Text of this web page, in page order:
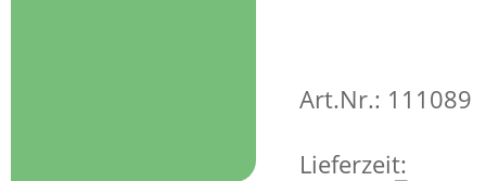
Art.Nr.: 111089
Lieferzeit: